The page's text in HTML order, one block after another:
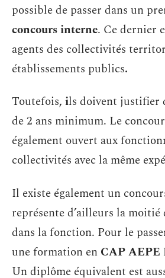
possible de passer dans un
concours interne. Ce dernier
agents des collectivités
établissements publics.
Toutefois, ils doivent justifier
de 2 ans minimum. Le
également ouvert aux
collectivités avec la même
Il existe également un
représente d’ailleurs la moitié
dans la fonction. Pour le
une formation en CAP AEPE
Un diplôme équivalent est